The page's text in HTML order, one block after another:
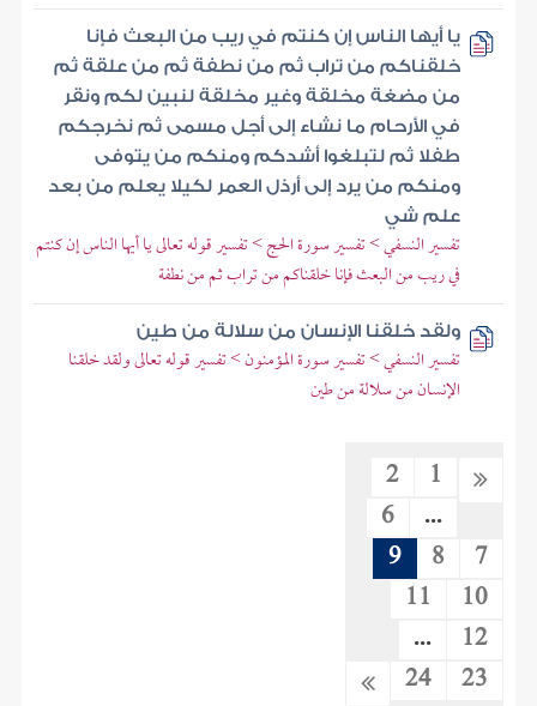
يا أيها الناس إن كنتم في ريب من البعث فإنا
خلقناكم من تراب ثم من نطفة ثم من علقة ثم
من مضغة مخلقة وغير مخلقة لنبين لكم ونقر
في الأرحام ما نشاء إلى أجل مسمى ثم نخرجكم
طفلا ثم لتبلغوا أشدكم ومنكم من يتوفى
ومنكم من يرد إلى أرذل العمر لكيلا يعلم من بعد
علم شي
تفسير النسفي > تفسير سورة الحج > تفسير قوله تعالى يا أيها الناس إن كنتم
في ريب من البعث فإنا خلقناكم من تراب ثم من نطفة
ولقد خلقنا الإنسان من سلالة من طين
تفسير النسفي > تفسير سورة المؤمنون > تفسير قوله تعالى ولقد خلقنا
الإنسان من سلالة من طين
1
2
...
6
7
8
9
10
11
12
...
23
24